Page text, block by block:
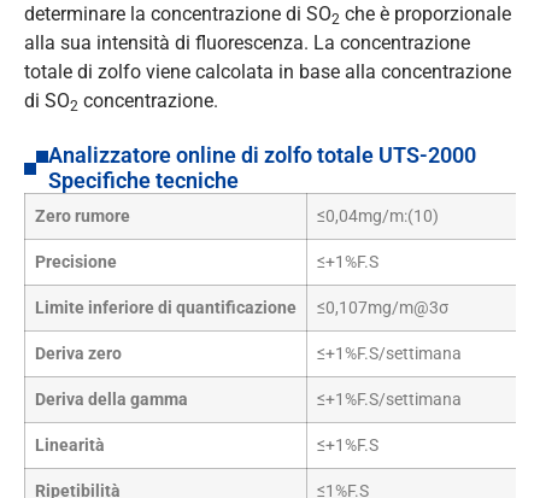
determinare la concentrazione di SO2 che è proporzionale
alla sua intensità di fluorescenza. La concentrazione
totale di zolfo viene calcolata in base alla concentrazione
di SO2 concentrazione.
Analizzatore online di zolfo totale UTS-2000
Specifiche tecniche
Zero rumore ≤0,04mg/m:(10)
Precisione ≤+1%F.S
Limite inferiore di quantificazione ≤0,107mg/m@3σ
Deriva zero ≤+1%F.S/settimana
Deriva della gamma ≤+1%F.S/settimana
Linearità ≤+1%F.S
Ripetibilità ≤1%F.S